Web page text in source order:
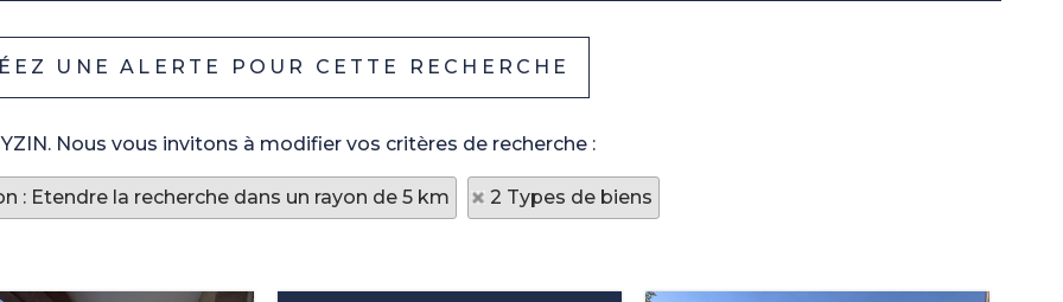
Nous vous invitons à modifier vos critères de recherche :
: Etendre la recherche dans un rayon de 5 km 2 Types de biens